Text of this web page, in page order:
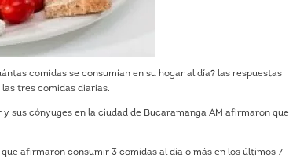
comidas se consumían en su hogar al día? las respuestas
tres comidas diarias.
sus cónyuges en la ciudad de Bucaramanga AM afirmaron que
afirmaron consumir 3 comidas al día o más en los últimos 7